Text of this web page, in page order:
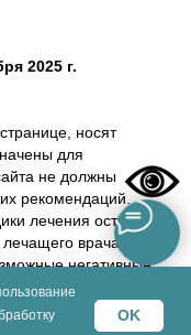
2025 г.
носят
для
не должны
рекомендаций.
лечения остается
лечащего врача! ООО
негативные
OK